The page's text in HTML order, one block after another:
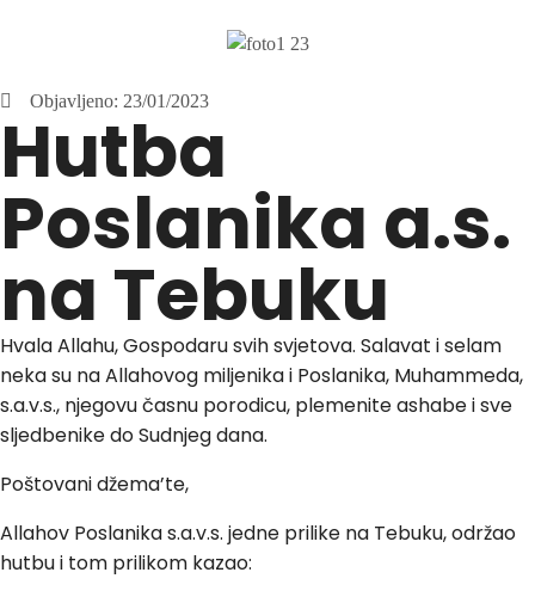
Objavljeno: 23/01/2023
Hutba
Poslanika a.s.
na Tebuku
Hvala Allahu, Gospodaru svih svjetova. Salavat i selam
neka su na Allahovog miljenika i Poslanika, Muhammeda,
s.a.v.s., njegovu časnu porodicu, plemenite ashabe i sve
sljedbenike do Sudnjeg dana.
Poštovani džema’te,
Allahov Poslanika s.a.v.s. jedne prilike na Tebuku, održao
hutbu i tom prilikom kazao: